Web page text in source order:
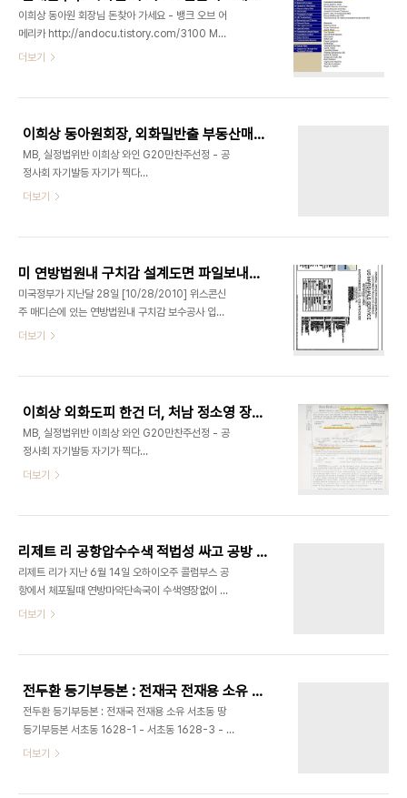
외비자금 환수가능-부패재산의 몰수및 회복에 관한
특례법 [전문]
http://andocu.tistory.com/3083 이희상 동아
원회장, 외화밀반출 부동산매입일지 : 추징금내고 1
http://andocu.tistory.com/3090'전재만부부
됐다 http..
이희상 동아원 회장님 돈찾아 가세요 - 뱅크 오브 어
메리카 http://andocu.tistory.com/3100 MB,
실정법위반 이희상 와인 G20만찬주선정 - 공정사
주택구입 http://andocu.tistory.com/3086 해
외비자금 환수가능-부패재산의 몰수및 회복에 관한
특례법 [전문]
http://andocu.tistory.com/3083 이희상 동아
원회장, 외화밀반출 부동산매입일지 : 추징금내고 1
http://andocu.tistory.com/3090'전재만부부
됐다 http:..
더보기
이희상 동아원회장, 외화밀반출 부동산매입일지 : 추징금내고 1년만에 또 법 어기기도
MB, 실정법위반 이희상 와인 G20만찬주선정 - 공
정사회 자기발등 자기가 찍다
http://andocu.tistory.com/3088이희상 외화
특례법 [전문]
http://andocu.tistory.com/3083 '전재만부부
식사권'이 최소 5천달러 - 세인트헬레나병원 이사
됐다 http://andocu.tistory.com/3092 이희상
동아원 회장과 부인 정영화 그리고 동아원 주요주주
이 관련된 부동산매매내역입니다 이희상은 그의 손
19..
더보기
미 연방법원내 구치감 설계도면 파일보내드립니다
미국정부가 지난달 28일 [10/28/2010] 위스콘신
주 매디슨에 있는 연방법원내 구치감 보수공사 입찰
공고를 내면서 공개한 구치감 설계도면입니다 이 연
구치감[DETENTION AREA] 을 보수
[RENOVATION] 한다고 합니다 미국정부는 입찰
공고와 함께 구치감 설계도면을 공개하고 사업자 선
정에 돌입했습니다 4층 기존 구치감을 헐어내고 현
대식 시설로 보수, 확장하는 공사라고 합니다 구치감
했으나 파일크기가 29메가바이트에 달해 올릴 수 없
더보기
이희상 외화도피 한건 더, 처남 정소영 장관재직때 법어기고 미국주택구입
MB, 실정법위반 이희상 와인 G20만찬주선정 - 공
정사회 자기발등 자기가 찍다
http://andocu.tistory.com/3088 해외비자금
희상 동아원회장이 35년전인 지난 1975년에도 부
인과 함께 미국 뉴저지에 주택을 구입했던 것으로 확
인됐습니다 특히 이들이 뉴저지에 주택을 구입할 당
시에는 이희상의 손위 처남인 정소영이 농수산부장
관으로 재직하던 때로 밝혀져 충격을 주고 있으며 정
됐을 가능성도 제기되고 있습니다 이희상 동아원 회
찬주 온다도..
더보기
리제트 리 공항압수수색 적법성 싸고 공방 - '합리적 의심에 따른 수색' 일리있다
리제트 리가 지난 6월 14일 오하이오주 콜럼부스 공
항에서 체포될때 연방마약단속국이 수색영장없이 짐
을 수색했다며 리제트 리 변호사가 불법성을 지적하
통해 연방마약단속국이 2백킬로그램상당의 마리화
나를 찾아냄으로써 연방검찰이 주장하는 합리적 의
심이 있을 경우 수색할 수 있다는 주장이 설득력을 얻
고 있습니다 지난주 리제트 리의 변호를 맡고 있는 제
임스 오웬은 리제트 리 공항압수수색이 영장없이 이
라는 MOTION 을 제기했었습니다 이에 대해 티모
더보기
전두환 등기부등본 : 전재국 전재용 소유 서초동 땅 등기부등본
전두환 등기부등본 : 전재국 전재용 소유 서초동 땅
등기부등본 서초동 1628-1 - 서초동 1628-3 - 서
초동 1628-10 -
더보기